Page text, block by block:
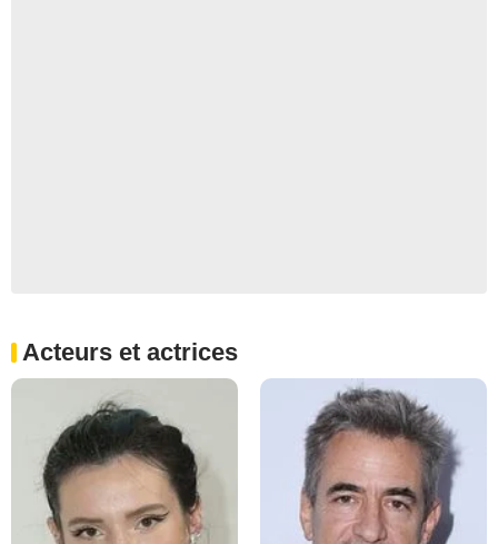
Acteurs et actrices